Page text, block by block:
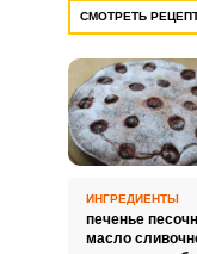
СМОТРЕТЬ
ИНГРЕДИЕНТЫ
печенье
масло